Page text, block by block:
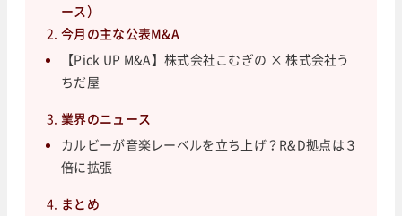
ース）
今月の主な公表M&A
【Pick UP M&A】株式会社こむぎの × 株式会社う
ちだ屋
業界のニュース
カルビーが音楽レーベルを立ち上げ？R&D拠点は３
倍に拡張
まとめ